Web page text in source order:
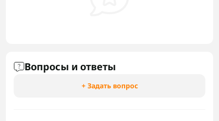
Вопросы и ответы
+ Задать вопрос